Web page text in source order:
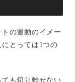
の運動のイメー
とっては1つの
も切り離せない